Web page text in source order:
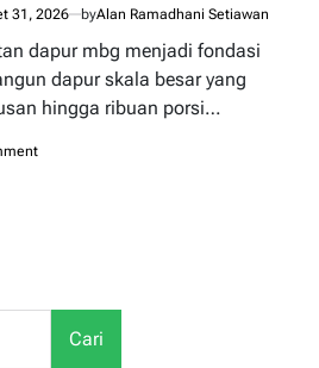
31, 2026 byAlan Ramadhani Setiawan
dapur mbg menjadi fondasi
dapur skala besar yang
hingga ribuan porsi…
on
Cari